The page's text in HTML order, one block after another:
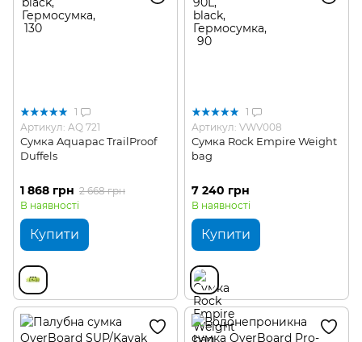
1
Артикул: AQ 721
Сумка Aquapac TrailProof
Duffels
1 868 грн 2 668 грн
В наявності
Купити
1
Артикул: VWV008
Сумка Rock Empire Weight
bag
7 240 грн
В наявності
Купити